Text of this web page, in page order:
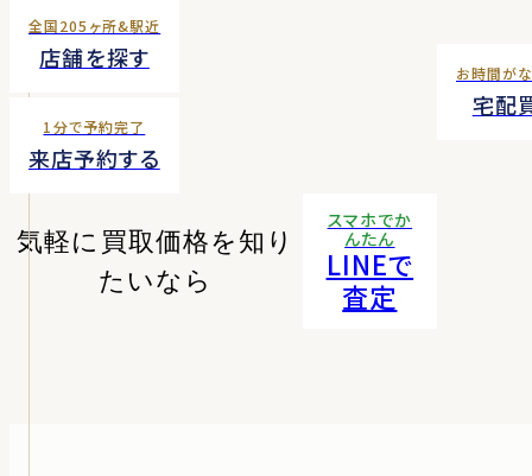
全国205ヶ所&駅近
店舗を探す
1分で予約完了
来店予約する
お時間が
宅配
気軽に買取価格を知り
たいなら
スマホでか
んたん
LINEで
査定